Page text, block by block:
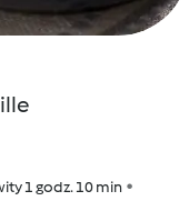
1 godz. 10 min